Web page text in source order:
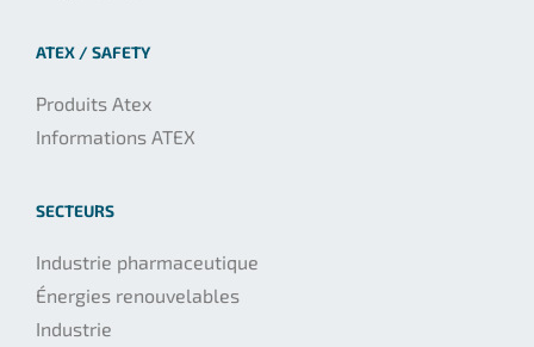
ATEX / SAFETY
Produits Atex
Informations ATEX
SECTEURS
Industrie pharmaceutique
Énergies renouvelables
Industrie